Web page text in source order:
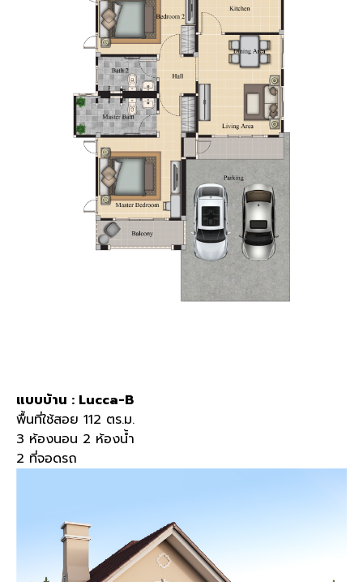
แบบบ้าน : Lucca-B
พื้นที่ใช้สอย 112 ตร.ม.
3 ห้องนอน 2 ห้องน้ำ
2 ที่จอดรถ